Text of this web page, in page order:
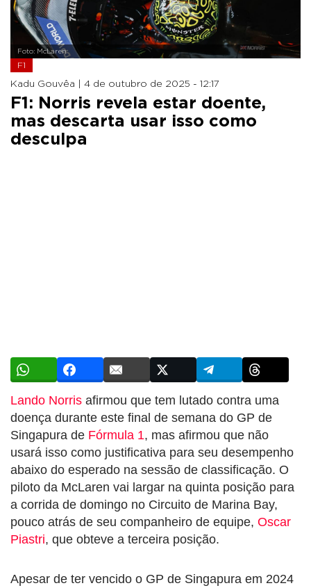
Foto: McLaren
F1
Kadu Gouvêa | 4 de outubro de 2025 - 12:17
F1: Norris revela estar doente,
mas descarta usar isso como
desculpa
Lando Norris afirmou que tem lutado contra uma
doença durante este final de semana do GP de
Singapura de Fórmula 1, mas afirmou que não
usará isso como justificativa para seu desempenho
abaixo do esperado na sessão de classificação. O
piloto da McLaren vai largar na quinta posição para
a corrida de domingo no Circuito de Marina Bay,
pouco atrás de seu companheiro de equipe, Oscar
Piastri, que obteve a terceira posição.
Apesar de ter vencido o GP de Singapura em 2024